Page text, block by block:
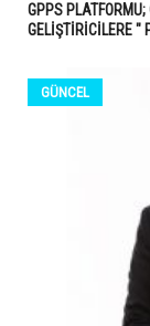
GPPS
GELİŞTİRİCİLERE "
GÜNCEL